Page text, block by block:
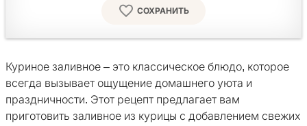
СОХРАНИТЬ
Куриное заливное – это классическое блюдо, которое
всегда вызывает ощущение домашнего уюта и
праздничности. Этот рецепт предлагает вам
приготовить заливное из курицы с добавлением свежих